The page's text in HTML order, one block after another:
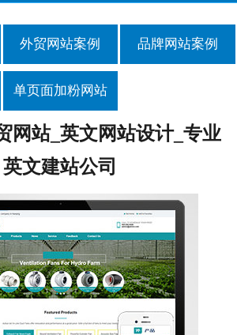
外贸网站案例 品牌网站案例
单页面加粉网站
网站_英文网站设计_专业
英文建站公司